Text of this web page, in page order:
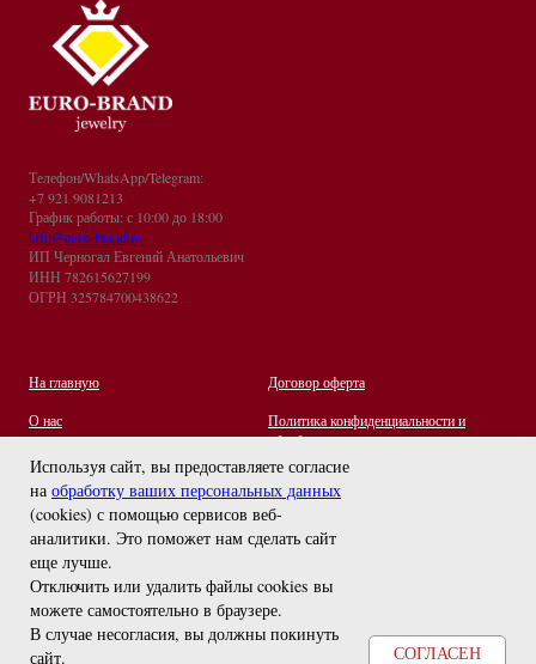
задайте вопрос
Используя сайт, вы предоставляете согласие
на обработку ваших персональных данных
(cookies) с помощью сервисов веб-
аналитики. Это поможет нам сделать сайт
еще лучше.
Отключить или удалить файлы cookies вы
можете самостоятельно в браузере.
В случае несогласия, вы должны покинуть
сайт.
СОГЛАСЕН
Телефон/WhatsApp/Telegram:
+7 921 9081213
График работы: с 10:00 до 18:00
info@euro-brand.ru
ИП Черногал Евгений Анатольевич
ИНН 782615627199
ОГРН 325784700438622
На главную
О нас
Контакты
Отзывы
Договор оферта
Политика конфиденциальности и
обработки персональных данных
Оплата и Доставка